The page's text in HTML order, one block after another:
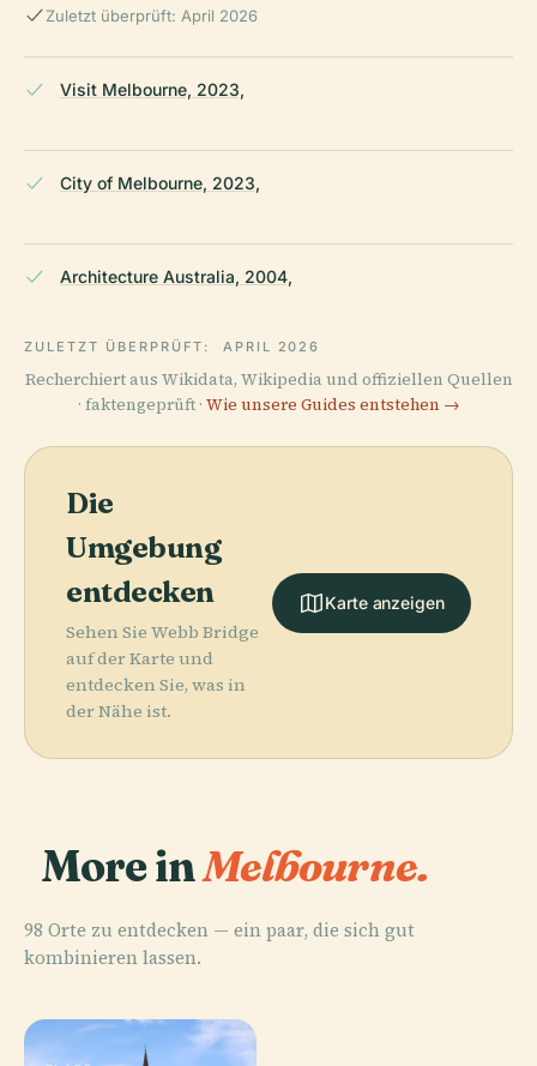
Zuletzt überprüft: April 2026
Visit Melbourne, 2023,
City of Melbourne, 2023,
Architecture Australia, 2004,
ZULETZT ÜBERPRÜFT: APRIL 2026
Recherchiert aus Wikidata, Wikipedia und offiziellen Quellen
· faktengeprüft · Wie unsere Guides entstehen →
Die
Umgebung
entdecken
Sehen Sie Webb Bridge
auf der Karte und
entdecken Sie, was in
der Nähe ist.
Karte anzeigen
More inMelbourne.
98 Orte zu entdecken — ein paar, die sich gut
kombinieren lassen.